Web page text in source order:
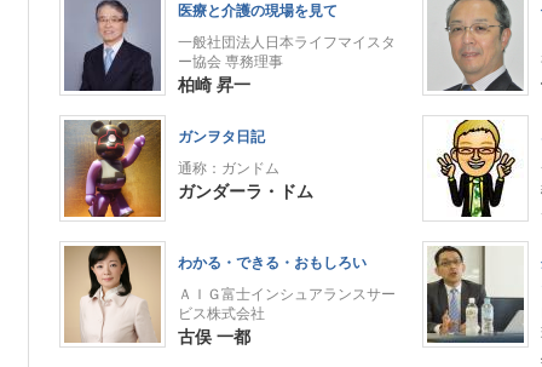
医療と介護の現場を見て
一般社団法人日本ライフマイスタ
ー協会 専務理事
柏崎 昇一
ガンヲタ日記
通称：ガンドム
ガンダーラ・ドム
わかる・できる・おもしろい
ＡＩＧ富士インシュアランスサー
ビス株式会社
古俣 一都